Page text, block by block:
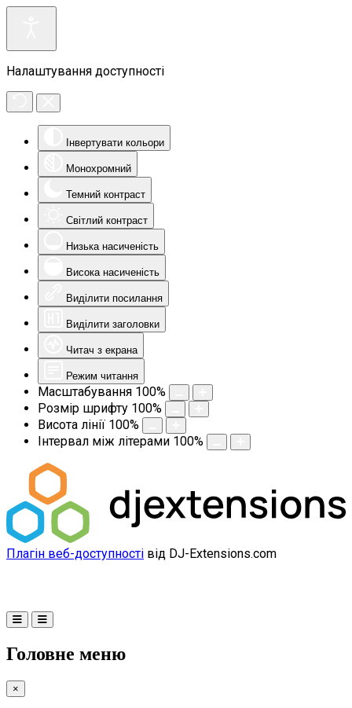
Налаштування доступності
Інвертувати кольори
Монохромний
Темний контраст
Світлий контраст
Низька насиченість
Висока насиченість
Виділити посилання
Виділити заголовки
Читач з екрана
Режим читання
Масштабування 100%
Розмір шрифту 100%
Висота лінії 100%
Інтервал між літерами 100%
Плагін веб-доступності від DJ-Extensions.com
Головне меню
×